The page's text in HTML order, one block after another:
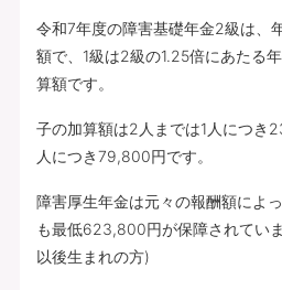
令和7年度の障害基礎年金2級は、
額で、1級は2級の1.25倍にあたる
算額です。
子の加算額は2人までは1人につき
人につき79,800円です。
障害厚生年金は元々の報酬額によ
も最低623,800円が保障されてい
以後生まれの方)